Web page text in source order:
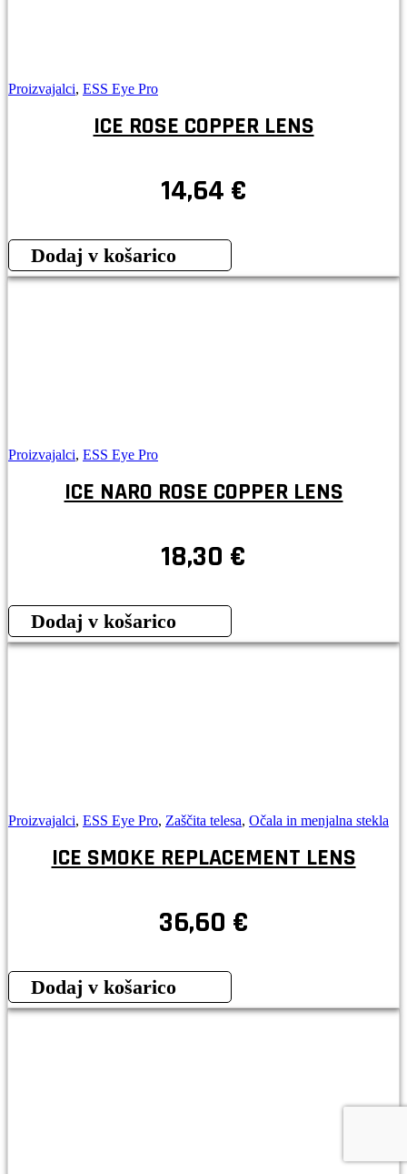
Proizvajalci, ESS Eye Pro
ICE ROSE COPPER LENS
14,64 €
Dodaj v košarico
Proizvajalci, ESS Eye Pro
ICE NARO ROSE COPPER LENS
18,30 €
Dodaj v košarico
Proizvajalci, ESS Eye Pro, Zaščita telesa, Očala in menjalna stekla
ICE SMOKE REPLACEMENT LENS
36,60 €
Dodaj v košarico